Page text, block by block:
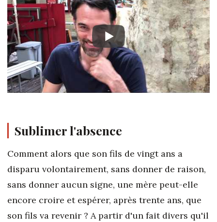
Sublimer l'absence
Comment alors que son fils de vingt ans a
disparu volontairement, sans donner de raison,
sans donner aucun signe, une mère peut-elle
encore croire et espérer, après trente ans, que
son fils va revenir ? A partir d'un fait divers qu'il